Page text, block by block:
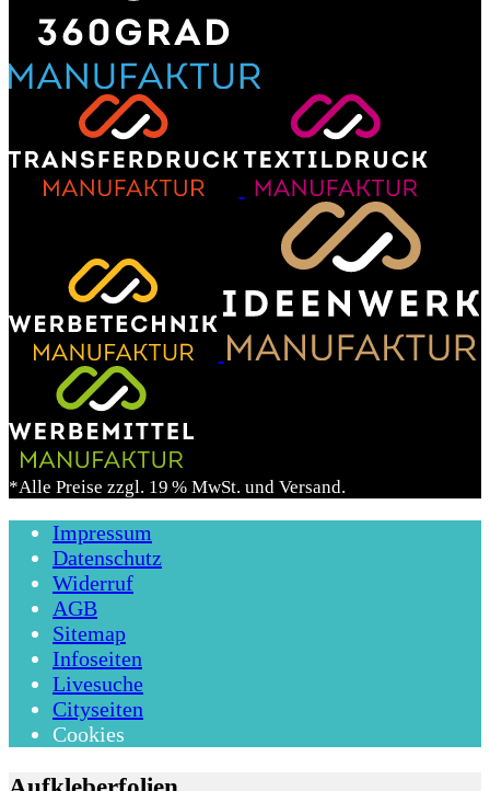
*Alle Preise zzgl. 19 % MwSt. und Versand.
Impressum
Datenschutz
Widerruf
AGB
Sitemap
Infoseiten
Livesuche
Cityseiten
Cookies